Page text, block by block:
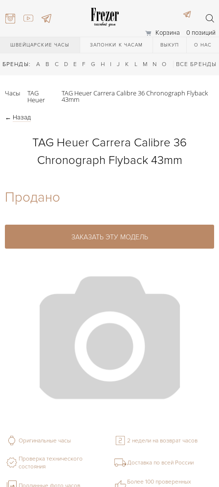
Корзина 0 позиций
ШВЕЙЦАРСКИЕ ЧАСЫ ЗАПОНКИ К ЧАСАМ ВЫКУП О НАС
БРЕНДЫ: A B C D E F G H I J K L M N O Q R S T
ВСЕ БРЕНДЫ
27-44
Часы TAG
Heuer
TAG Heuer Carrera Calibre 36 Chronograph Flyback
43mm
← Назад
TAG Heuer Carrera Calibre 36
Chronograph Flyback 43mm
Продано
ЗАКАЗАТЬ ЭТУ МОДЕЛЬ
Оригинальные часы 2 недели на возврат часов
Проверка технического
состояния
Доставка по всей России
Более 100 проверенных